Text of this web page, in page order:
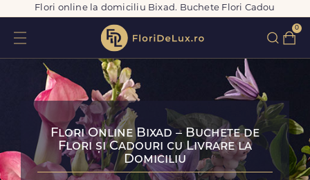
Flori online la domiciliu Bixad. Buchete Flori Cadou
0
Flori Online Bixad – Buchete de
Flori și Cadouri cu Livrare la
Domiciliu